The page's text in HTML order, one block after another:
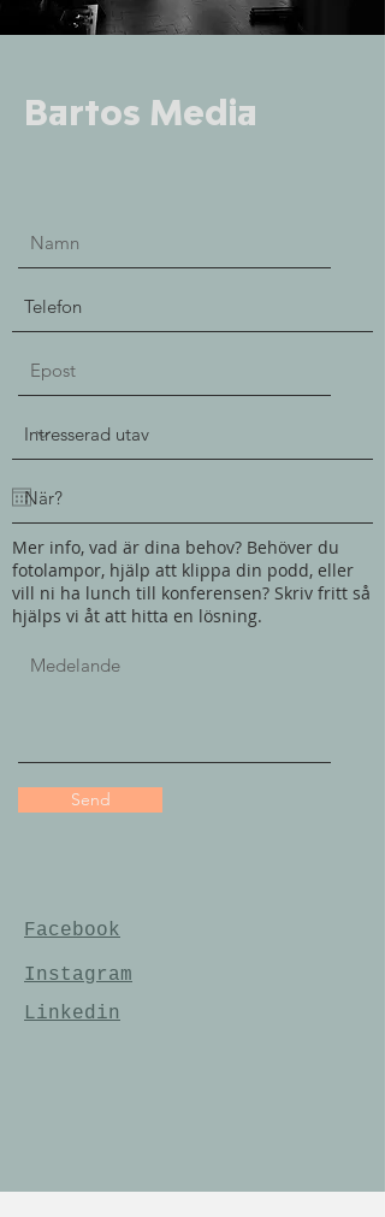
Bartos Media
Mer info, vad är dina behov? Behöver du
fotolampor, hjälp att klippa din podd, eller
vill ni ha lunch till konferensen? Skriv fritt så
hjälps vi åt att hitta en lösning.
Send
Facebook
Instagram
Linkedin